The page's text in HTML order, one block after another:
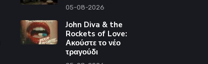
05-08-2026
John Diva & the
Rockets of Love:
Ακούστε το νέο
τραγούδι